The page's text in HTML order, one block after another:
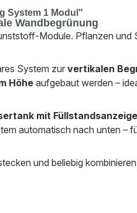
System 1 Modul"
Wandbegrünung
Module. Pflanzen und
System zur vertikalen
Höheaufgebaut werden –
mit Füllstandsanzeige
automatisch nach unten –
und beliebig